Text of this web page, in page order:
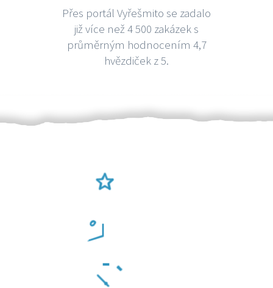
Přes portál Vyřešmito se zadalo
již více než 4 500 zakázek s
průměrným hodnocením 4,7
hvězdiček z 5.